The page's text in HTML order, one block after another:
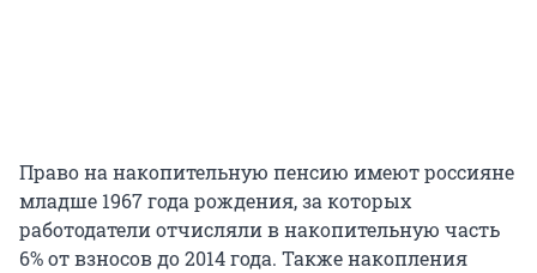
Право на накопительную пенсию имеют россияне
младше 1967 года рождения, за которых
работодатели отчисляли в накопительную часть
6% от взносов до 2014 года. Также накопления